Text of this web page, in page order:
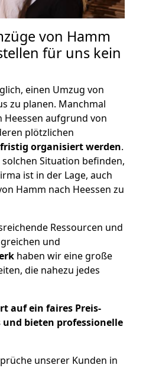
von Hamm
für uns kein
einen Umzug von
zu planen. Manchmal
Heessen aufgrund von
plötzlichen
organisiert werden.
Situation befinden,
ist in der Lage, auch
Hamm nach Heessen zu
Ressourcen und
und
haben wir eine große
die nahezu jedes
auf ein faires Preis-
bieten professionelle
unserer Kunden in